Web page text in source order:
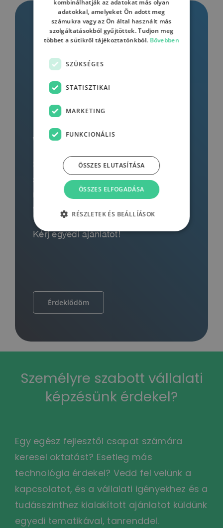
Vállalati képzés
Személyre szabott kurzus vállalatod
számára egyedi tematikával és a
megrendelői igények maximális
figyelembevételével.
Kérj egyedi ajánlatot!
Érdeklődöm
Személyre szabott vállalati
képzésünk érdekel?
Egy egész fejlesztői csapat számára
keresel oktatást? Esetleg más
technológia érdekel? Vedd fel velünk a
kapcsolatot, és a vállalati igényekhez és a
tudásszinthez kialakított ajánlatot küldünk
egyedi tematikával, tanrenddel.
kombinálhatják az adatokat más olyan
adatokkal, amelyeket Ön adott meg
számukra vagy az Ön által használt más
szolgáltatásokból gyűjtöttek. Tudjon meg
többet a sütikről tájékoztatónkból. Bővebben
SZÜKSÉGES
STATISZTIKAI
MARKETING
FUNKCIONÁLIS
ÖSSZES ELFOGADÁSA
ÖSSZES ELUTASÍTÁSA
RÉSZLETEK ÉS BEÁLLÍÁSOK